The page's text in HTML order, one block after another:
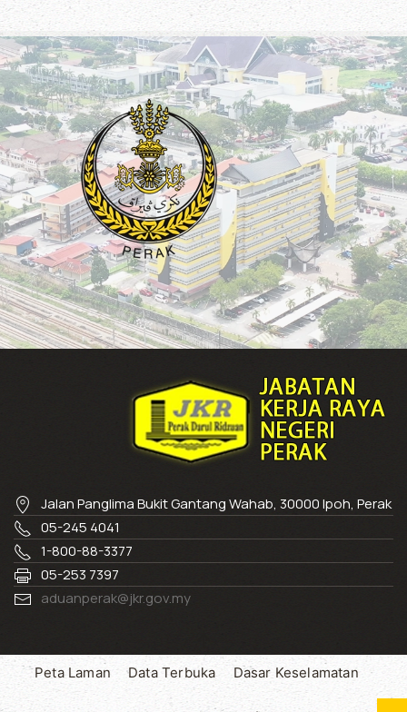
Jalan Panglima Bukit Gantang Wahab, 30000 Ipoh, Perak
05-245 4041
1-800-88-3377
05-253 7397
aduanperak@jkr.gov.my
Peta Laman Data Terbuka Dasar Keselamatan